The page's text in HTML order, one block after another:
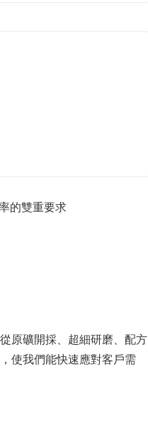
的雙重要求
原礦開採、超細研磨、配方
使我們能快速應對客戶需